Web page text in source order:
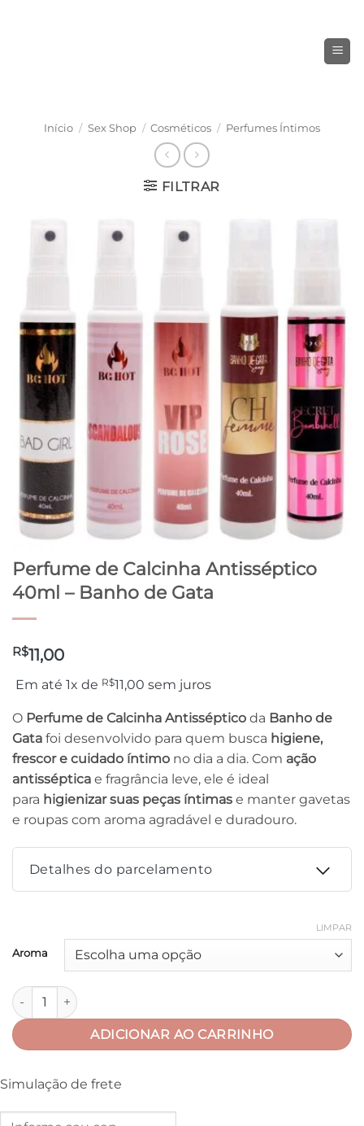
Início / Sex Shop / Cosméticos / Perfumes Íntimos
FILTRAR
Perfume de Calcinha Antisséptico
40ml – Banho de Gata
R$11,00
Em até 1x de R$11,00 sem juros
O Perfume de Calcinha Antisséptico da Banho de
Gata foi desenvolvido para quem busca higiene,
frescor e cuidado íntimo no dia a dia. Com ação
antisséptica e fragrância leve, ele é ideal
para higienizar suas peças íntimas e manter gavetas
e roupas com aroma agradável e duradouro.
Detalhes do parcelamento
1X DER$11,00SEM
JUROS
R$11,00
Aroma
LIMPAR
Perfume de Calcinha Antisséptico 40ml – Banho de Gata
ADICIONAR AO CARRINHO
Simulação de frete